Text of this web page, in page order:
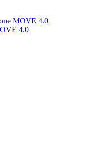
MOVE 4.0
4.0